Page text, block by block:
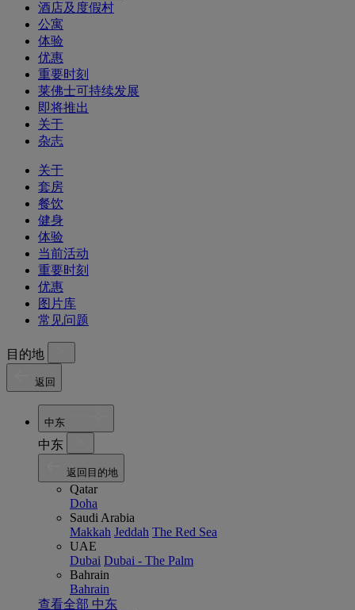
酒店及度假村
公寓
体验
优惠
重要时刻
莱佛士可持续发展
即将推出
关于
杂志
关于
套房
餐饮
健身
体验
当前活动
重要时刻
优惠
图片库
常见问题
目的地
返回
中东
中东
返回目的地
Qatar
Doha
Saudi Arabia
Makkah Jeddah The Red Sea
UAE
Dubai Dubai - The Palm
Bahrain
Bahrain
查看全部 中东